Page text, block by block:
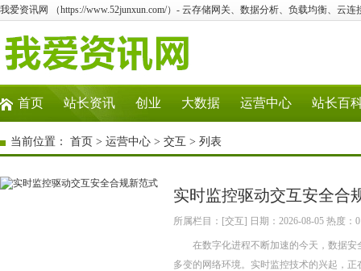
我爱资讯网 （https://www.52junxun.com/）- 云存储网关、数据分析、负载均衡、云连
首页 站长资讯 创业 大数据 运营中心 站长百
当前位置： 首页 > 运营中心 > 交互 > 列表
实时监控驱动交互安全合
所属栏目：[交互] 日期：2026-08-05 热度：0
在数字化进程不断加速的今天，数据安
多变的网络环境。实时监控技术的兴起，